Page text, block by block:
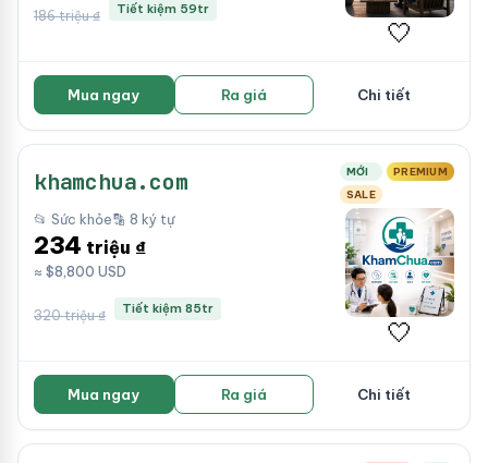
186 triệu ₫ Tiết kiệm 59tr
🤍
Mua ngay Ra giá Chi tiết
khamchua.com MỚI
PREMIUM
SALE
📂 Sức khỏe🔡 8 ký tự
234 triệu ₫
≈ $8,800 USD
320 triệu ₫ Tiết kiệm 85tr
🤍
Mua ngay Ra giá Chi tiết